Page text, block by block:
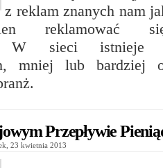
z reklam znanych nam
reklamować się
W sieci istnieje
mniej lub bardziej
Przepływie
23 kwietnia 2013